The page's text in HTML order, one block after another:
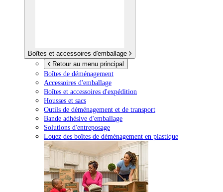
Boîtes et accessoires d'emballage
Retour au menu principal
Boîtes de déménagement
Accessoires d'emballage
Boîtes et accessoires d'expédition
Housses et sacs
Outils de déménagement et de transport
Bande adhésive d'emballage
Solutions d'entreposage
Louez des boîtes de déménagement en plastique